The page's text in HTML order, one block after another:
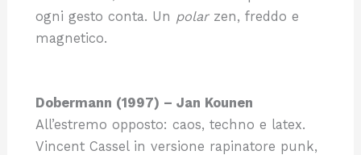
ogni gesto conta. Un polarzen, freddo e
magnetico.
Dobermann (1997) – Jan Kounen
All’estremo opposto: caos, techno e latex.
Vincent Cassel in versione rapinatore punk,